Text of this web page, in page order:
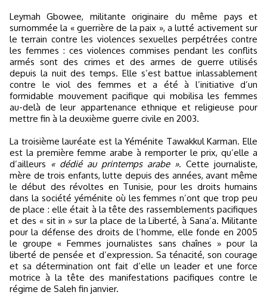
Leymah Gbowee, militante originaire du même pays et
surnommée la « guerrière de la paix », a lutté activement sur
le terrain contre les violences sexuelles perpétrées contre
les femmes : ces violences commises pendant les conflits
armés sont des crimes et des armes de guerre utilisés
depuis la nuit des temps. Elle s’est battue inlassablement
contre le viol des femmes et a été à l’initiative d’un
formidable mouvement pacifique qui mobilisa les femmes
au-delà de leur appartenance ethnique et religieuse pour
mettre fin à la deuxième guerre civile en 2003.
La troisième lauréate est la Yéménite Tawakkul Karman. Elle
est la première femme arabe à remporter le prix, qu’elle a
d’ailleurs « dédié au printemps arabe ». Cette journaliste,
mère de trois enfants, lutte depuis des années, avant même
le début des révoltes en Tunisie, pour les droits humains
dans la société yéménite où les femmes n’ont que trop peu
de place : elle était à la tête des rassemblements pacifiques
et des « sit in » sur la place de la Liberté, à Sana’a. Militante
pour la défense des droits de l’homme, elle fonde en 2005
le groupe « Femmes journalistes sans chaînes » pour la
liberté de pensée et d’expression. Sa ténacité, son courage
et sa détermination ont fait d’elle un leader et une force
motrice à la tête des manifestations pacifiques contre le
régime de Saleh fin janvier.